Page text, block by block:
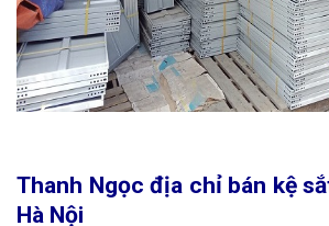
Thanh Ngọc địa chỉ bán kệ
Hà Nội